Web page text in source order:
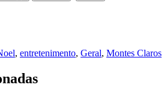
, entretenimento, Geral, Montes Claros